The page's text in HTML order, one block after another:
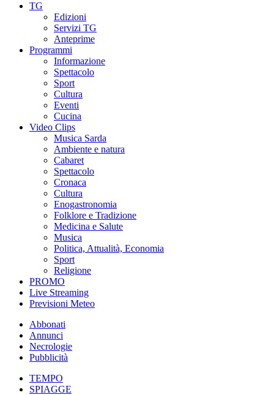
TG
Edizioni
Servizi TG
Anteprime
Programmi
Informazione
Spettacolo
Sport
Cultura
Eventi
Cucina
Video Clips
Musica Sarda
Ambiente e natura
Cabaret
Spettacolo
Cronaca
Cultura
Enogastronomia
Folklore e Tradizione
Medicina e Salute
Musica
Politica, Attualità, Economia
Sport
Religione
PROMO
Live Streaming
Previsioni Meteo
Abbonati
Annunci
Necrologie
Pubblicità
TEMPO
SPIAGGE